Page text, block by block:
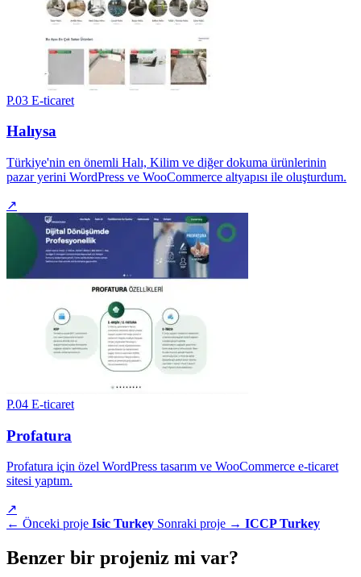
P.03 E-ticaret
Halıysa
Türkiye'nin en önemli Halı, Kilim ve diğer dokuma ürünlerinin
pazar yerini WordPress ve WooCommerce altyapısı ile oluşturdum.
↗
P.04 E-ticaret
Profatura
Profatura için özel WordPress tasarım ve WooCommerce e-ticaret
sitesi yaptım.
↗
← Önceki proje Isic Turkey Sonraki proje → ICCP Turkey
Benzer bir projeniz mi var?